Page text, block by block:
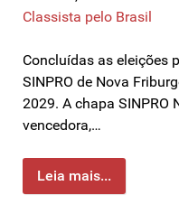
Classista pelo Brasil
Concluídas as eleições
SINPRO de Nova
2029. A chapa SINPRO
vencedora,…
Leia mais...